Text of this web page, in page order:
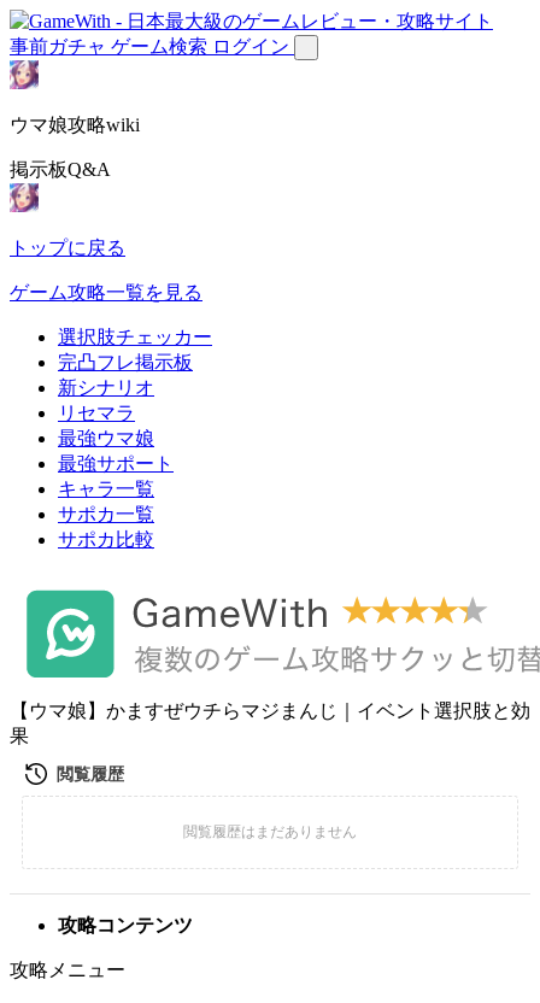
事前ガチャ ゲーム検索 ログイン
ウマ娘攻略wiki
掲示板Q&A
トップに戻る
ゲーム攻略一覧を見る
選択肢チェッカー
完凸フレ掲示板
新シナリオ
リセマラ
最強ウマ娘
最強サポート
キャラ一覧
サポカ一覧
サポカ比較
【ウマ娘】かますぜウチらマジまんじ｜イベント選択肢と効
果
攻略コンテンツ
攻略メニュー